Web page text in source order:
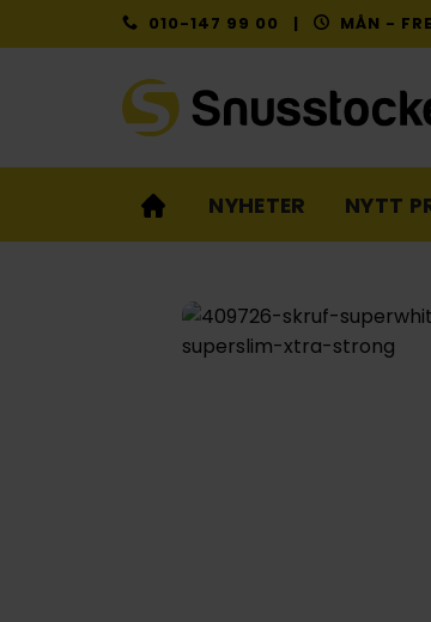
to
010-147 99 00 | MÅN -
NYHETER NYTT